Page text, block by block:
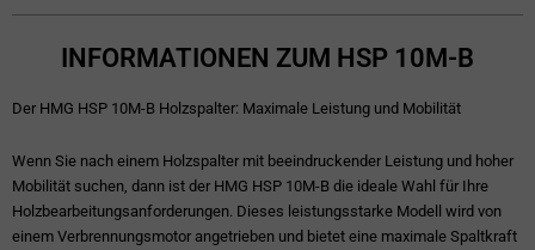
INFORMATIONEN ZUM HSP 10M-B
Der HMG HSP 10M-B Holzspalter: Maximale Leistung und Mobilität
Wenn Sie nach einem Holzspalter mit beeindruckender Leistung und hoher
Mobilität suchen, dann ist der HMG HSP 10M-B die ideale Wahl für Ihre
Holzbearbeitungsanforderungen. Dieses leistungsstarke Modell wird von
einem Verbrennungsmotor angetrieben und bietet eine maximale Spaltkraft